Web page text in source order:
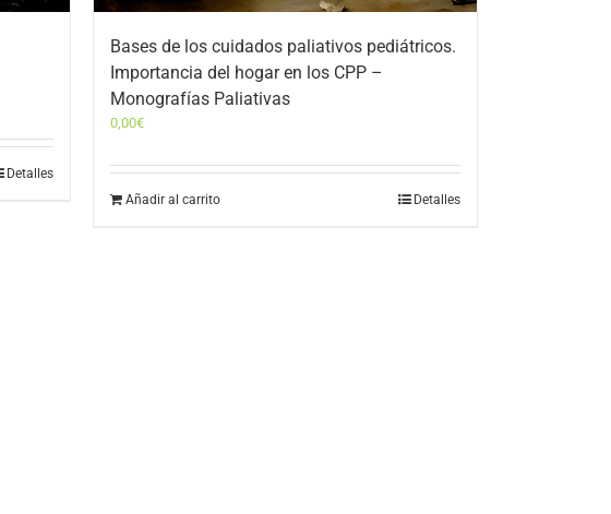
Detalles
Bases de los cuidados paliativos pediátricos.
Importancia del hogar en los CPP –
Monografías Paliativas
0,00€
Añadir al carrito Detalles